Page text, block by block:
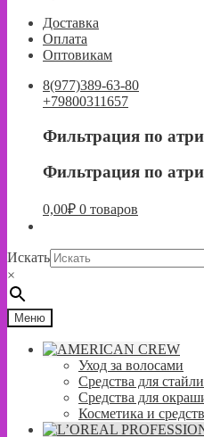
навигации
содержимому
Доставка
Оплата
Оптовикам
8(977)389-63-80
+79800311657
Фильтрация по
Фильтрация по
0,00₽ 0 товаров
Искать
×
Меню
Уход за волосами
Средства для
Средства для
Косметика и